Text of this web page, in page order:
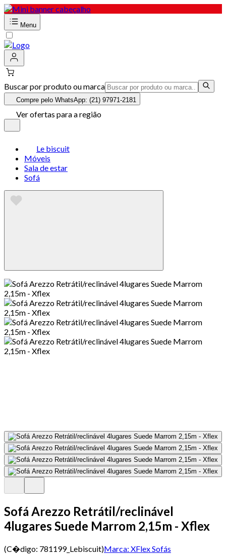
Menu
Buscar por produto ou marca
Compre pelo WhatsApp: (21) 97971-2181
Ver ofertas para a região
Le biscuit
Móveis
Sala de estar
Sofá
Sofá Arezzo Retrátil/reclinável
4lugares Suede Marrom 2,15m - Xflex
(C�digo: 781199_Lebiscuit)Marca: XFlex Sofás